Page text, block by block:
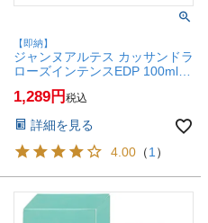
【即納】
ジャンヌアルテス カッサンドラ
ローズインテンスEDP 100ml
SP(オードパルファム)【香水】
【SBT】 (6061169)
1,289 税込
詳細を見る
4.00 （1）